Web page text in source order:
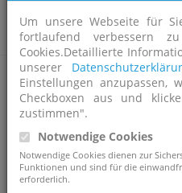
Um unsere Webseite für
fortlaufend verbessern
Cookies.Detaillierte
unserer
Einstellungen anzupassen,
Checkboxen aus und
zustimmen".
Notwendige Cookies
Notwendige Cookies dienen zur
Funktionen und sind für die
erforderlich.
Nähere Informationen finden
Archiv
2020
März